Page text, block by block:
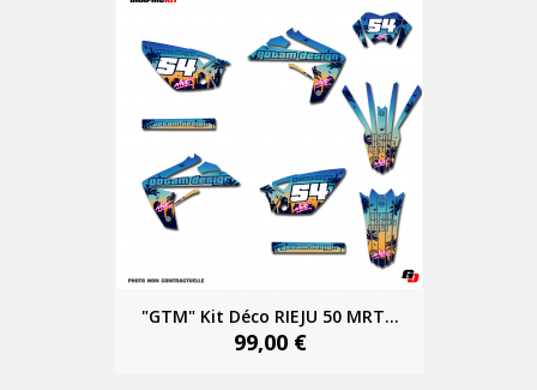
"GTM" Kit Déco RIEJU 50 MRT...
99,00 €